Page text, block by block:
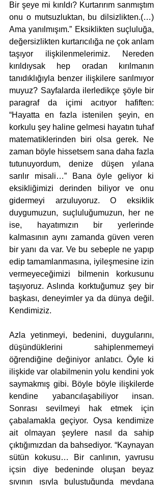
Bir şeye mi kırıldı? Kurtarırım sanmıştım
onu o mutsuzluktan, bu dilsizlikten.(…)
Ama yanılmışım.” Eksiklikten suçluluğa,
değersizlikten kurtarıcılığa ne çok anlam
taşıyor ilişkilenmelerimiz. Nereden
kırıldıysak hep oradan kırılmanın
tanıdıklığıyla benzer ilişkilere sarılmıyor
muyuz? Sayfalarda ilerledikçe şöyle bir
paragraf da içimi acıtıyor hafiften:
“Hayatta en fazla istenilen şeyin, en
korkulu şey haline gelmesi hayatın tuhaf
matematiklerinden biri olsa gerek. Ne
zaman böyle hissetsem sana daha fazla
tutunuyordum, denize düşen yılana
sarılır misali…” Bana öyle geliyor ki
eksikliğimizi derinden biliyor ve onu
gidermeyi arzuluyoruz. O eksiklik
duygumuzun, suçluluğumuzun, her ne
ise, hayatımızın bir yerlerinde
kalmasının aynı zamanda güven veren
bir yanı da var. Ve bu sebeple ne yapıp
edip tamamlanmasına, iyileşmesine izin
vermeyeceğimizi bilmenin korkusunu
taşıyoruz. Aslında korktuğumuz şey bir
başkası, deneyimler ya da dünya değil.
Kendimiziz.
Azla yetinmeyi, bedenini, duygularını,
düşündüklerini sahiplenmemeyi
öğrendiğine değiniyor anlatıcı. Öyle ki
ilişkide var olabilmenin yolu kendini yok
saymakmış gibi. Böyle böyle ilişkilerde
kendine yabancılaşabiliyor insan.
Sonrası sevilmeyi hak etmek için
çabalamakla geçiyor. Oysa kendimize
ait olmayan şeylere nasıl da sahip
çıktığımızdan da bahsediyor. “Kaynayan
sütün kokusu… Bir canlının, yavrusu
içsin diye bedeninde oluşan beyaz
sıvının ısıyla buluştuğunda meydana